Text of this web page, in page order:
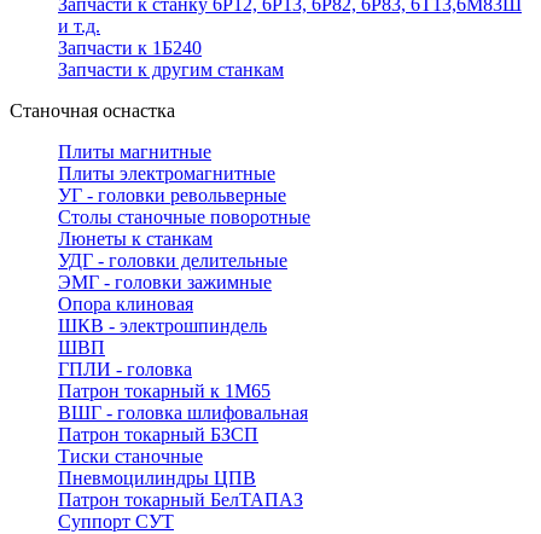
Запчасти к станку 6Р12, 6Р13, 6Р82, 6Р83, 6Т13,6М83Ш
и т.д.
Запчасти к 1Б240
Запчасти к другим станкам
Станочная оснастка
Плиты магнитные
Плиты электромагнитные
УГ - головки револьверные
Столы станочные поворотные
Люнеты к станкам
УДГ - головки делительные
ЭМГ - головки зажимные
Опора клиновая
ШКВ - электрошпиндель
ШВП
ГПЛИ - головка
Патрон токарный к 1М65
ВШГ - головка шлифовальная
Патрон токарный БЗСП
Тиски станочные
Пневмоцилиндры ЦПВ
Патрон токарный БелТАПАЗ
Суппорт СУТ